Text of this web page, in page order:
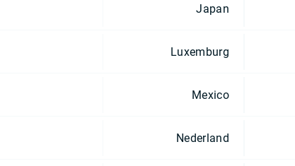
Japan
Luxemburg
Mexico
Nederland